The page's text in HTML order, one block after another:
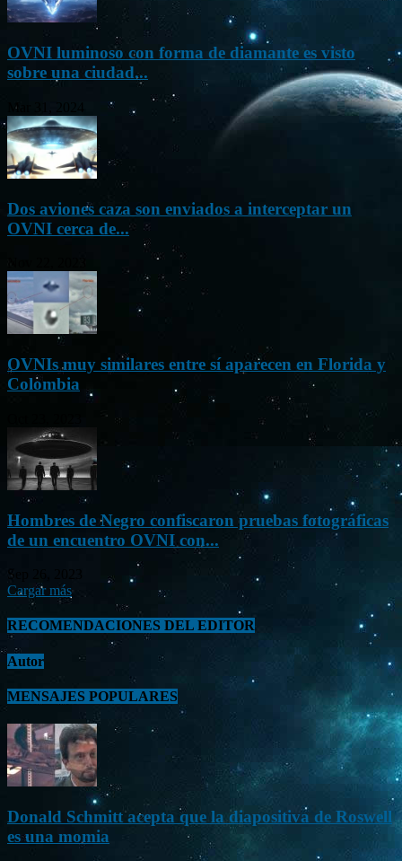
OVNI luminoso con forma de diamante es visto
sobre una ciudad...
Mar 31, 2024
Dos aviones caza son enviados a interceptar un
OVNI cerca de...
OVNIs muy similares entre sí aparecen en Florida y
Colombia
Hombres de Negro confiscaron pruebas fotográficas
de un encuentro OVNI con...
Sep 26, 2023
Cargar más
RECOMENDACIONES DEL EDITOR
Autor
MENSAJES POPULARES
Donald Schmitt acepta que la diapositiva de Roswell
es una momia